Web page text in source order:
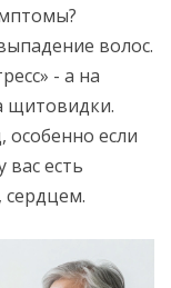
волос.
- а на
щитовидки.
особенно если
есть
сердцем.